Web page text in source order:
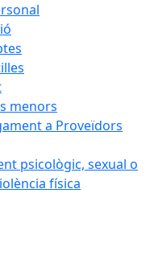
menors
a Proveïdors
psicològic, sexual o
física